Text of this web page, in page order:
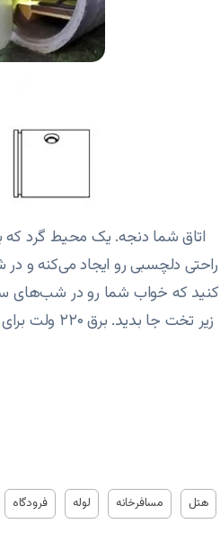
اتاق شما دنجه. یک محیط گرد
راحتی دلچسبی رو ایجاد می‌کنه و در
کنید که خواب شما رو در شب‌های
زیر تخت
فرودگاه لوله مسافرخانه هتل